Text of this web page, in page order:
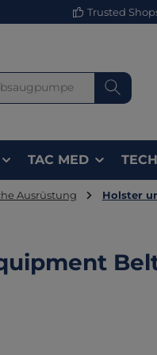
Trusted
TAC MED
Ausrüstung Holster